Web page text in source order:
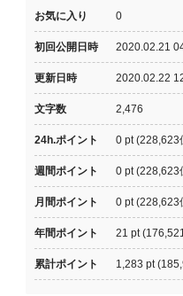
お気に入り 0
初回公開日時 2020.02.21
更新日時 2020.02.22
文字数 2,476
24h.ポイント 0 pt (228,623
週間ポイント 0 pt (228,623
月間ポイント 0 pt (228,623
年間ポイント 21 pt
累計ポイント 1,283 pt